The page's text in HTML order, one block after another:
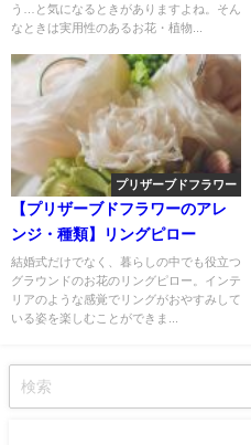
う…と気になるときがありますよね。そん
なときは実用性のあるお花・植物...
プリザーブドフラワー
【プリザーブドフラワーのアレ
ンジ・種類】リングピロー
結婚式だけでなく、暮らしの中でも役立つ
グラウンドのお花のリングピロー。インテ
リアのような感覚でリングがおやすみして
いる姿を楽しむことができま...